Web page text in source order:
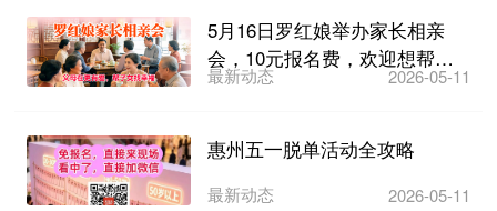
5月16日罗红娘举办家长相亲
会，10元报名费，欢迎想帮子
女找对象的家长们参加...
最新动态 2026-05-11
惠州五一脱单活动全攻略
最新动态 2026-05-11